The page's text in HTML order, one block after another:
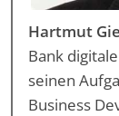
Hartmut
Bank
seinen
Business